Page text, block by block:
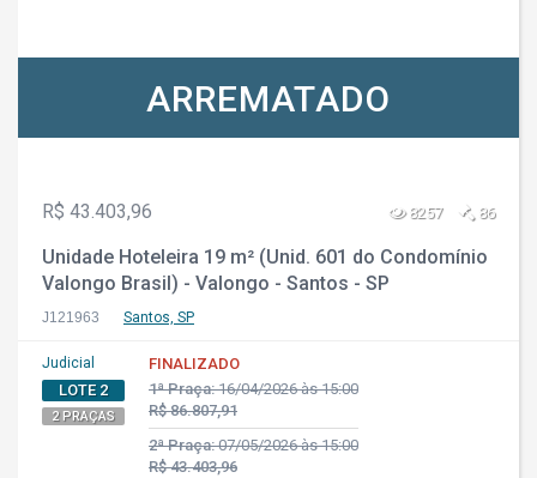
ARREMATADO
R$ 43.403,96 8257 86
Unidade Hoteleira 19 m² (Unid. 601 do Condomínio
Valongo Brasil) - Valongo - Santos - SP
J121963 Santos, SP
Judicial
LOTE 2
2 PRAÇAS
FINALIZADO
1ª Praça:16/04/2026 às 15:00
R$ 86.807,91
2ª Praça:07/05/2026 às 15:00
R$ 43.403,96